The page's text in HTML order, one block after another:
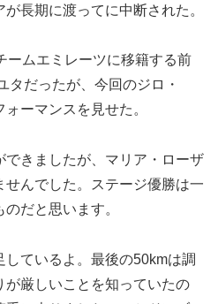
長期に渡ってに中断された。
ームエミレーツに移籍する前
タだったが、今回のジロ・
ーマンスを見せた。
できましたが、マリア・ローザ
せんでした。ステージ優勝は一
だと思います。
ているよ。最後の50kmは調
厳しいことを知っていたの